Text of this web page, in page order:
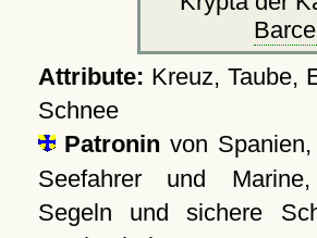
Attribute: Kreuz, Taube,
Schnee
Patronin von Spanien,
Seefahrer und
Segeln und sichere